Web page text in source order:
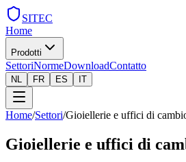
SITEC
Home
Prodotti
SettoriNormeDownloadContatto
NL FR ES IT
Home/Settori/Gioiellerie e uffici di
Gioiellerie e uffici di